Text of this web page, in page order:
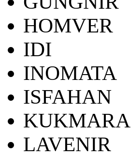
HOMVER
IDI
INOMATA
ISFAHAN
KUKMARA
LAVENIR